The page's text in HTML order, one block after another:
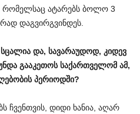
რომელსაც ატარებს ბოლო 3
დაგვირგვინდეს.
სცალია და, სავარაუდოდ, კიდევ
გააკეთოს საქართველომ ამ,
პერიოდში?
ჩვენთვის, დიდი ხანია, აღარ